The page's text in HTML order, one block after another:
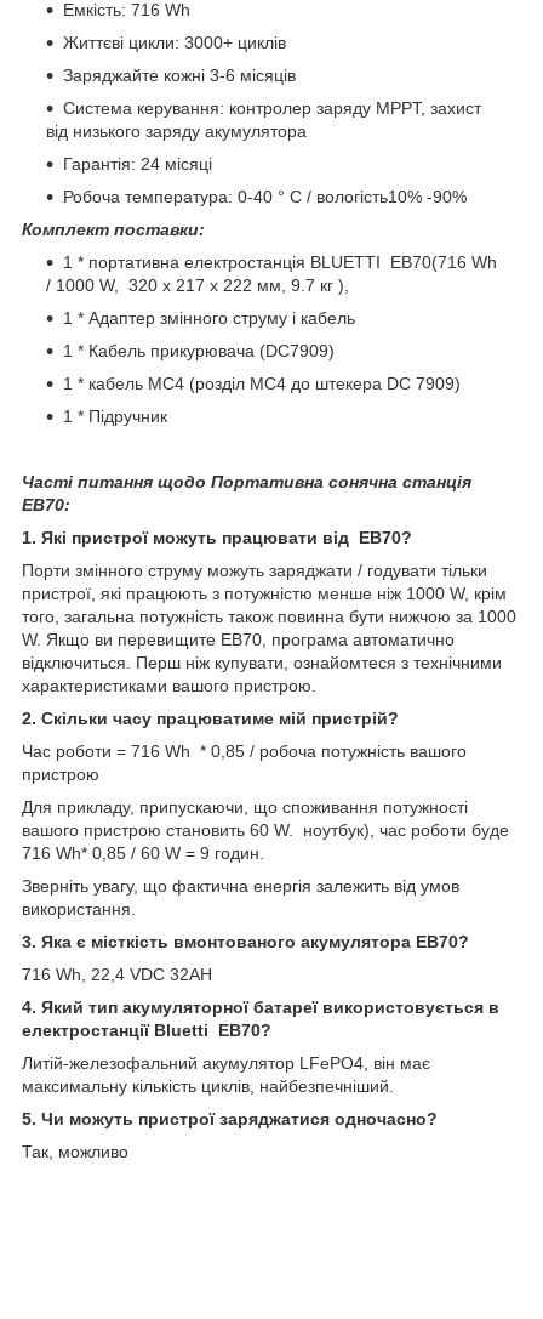
Емкість: 716 Wh
Життєві цикли: 3000+ циклів
Заряджайте кожні 3-6 місяців
Система керування: контролер заряду MPPT, захист
від низького заряду акумулятора
Гарантія: 24 місяці
Робоча температура: 0-40 ° C / вологість10% -90%
Комплект поставки:
1 * портативна електростанція BLUETTI EB70(716 Wh
/ 1000 W, 320 x 217 x 222 мм, 9.7 кг ),
1 * Адаптер змінного струму і кабель
1 * Кабель прикурювача (DC7909)
1 * кабель MC4 (розділ MC4 до штекера DC 7909)
1 * Підручник
Часті питання щодо Портативна сонячна станція
EB70:
1. Які пристрої можуть працювати від EB70?
Порти змінного струму можуть заряджати / годувати тільки
пристрої, які працюють з потужністю менше ніж 1000 W, крім
того, загальна потужність також повинна бути нижчою за 1000
W. Якщо ви перевищите EB70, програма автоматично
відключиться. Перш ніж купувати, ознайомтеся з технічними
характеристиками вашого пристрою.
2. Скільки часу працюватиме мій пристрій?
Час роботи = 716 Wh * 0,85 / робоча потужність вашого
пристрою
Для прикладу, припускаючи, що споживання потужності
вашого пристрою становить 60 W. ноутбук), час роботи буде
716 Wh* 0,85 / 60 W = 9 годин.
Зверніть увагу, що фактична енергія залежить від умов
використання.
3. Яка є місткість вмонтованого акумулятора EB70?
716 Wh, 22,4 VDC 32AH
4. Який тип акумуляторної батареї використовується в
електростанції Bluetti EB70?
Литій-железофальний акумулятор LFePO4, він має
максимальну кількість циклів, найбезпечніший.
5. Чи можуть пристрої заряджатися одночасно?
Так, можливо